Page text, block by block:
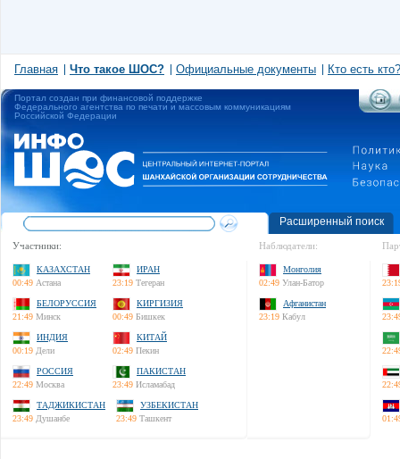
Главная Что такое ШОС? Официальные документы Кто есть кто?
Портал создан при финансовой поддержке
Федерального агентства по печати и массовым коммуникациям
Российской Федерации
Расширенный поиск
Участники:
КАЗАХСТАН
00:49 Астана
ИРАН
23:19 Тегеран
БЕЛОРУССИЯ
21:49 Минск
КИРГИЗИЯ
00:49 Бишкек
ИНДИЯ
00:19 Дели
КИТАЙ
02:49 Пекин
РОССИЯ
22:49 Москва
ПАКИСТАН
23:49 Исламабад
ТАДЖИКИСТАН
23:49 Душанбе
УЗБЕКИСТАН
23:49 Ташкент
Наблюдатели:
Монголия
02:49 Улан-Батор
Афганистан
23:19 Кабул